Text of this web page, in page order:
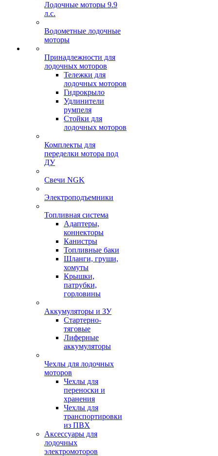
Лодочные моторы 9.9
л.с.
Водометные лодочные
моторы
Принадлежности для
лодочных моторов
Тележки для
лодочных моторов
Гидрокрыло
Удлинители
румпеля
Стойки для
лодочных моторов
Комплекты для
переделки мотора под
ДУ
Свечи NGK
Электроподъемники
Топливная система
Адаптеры,
коннекторы
Канистры
Топливные баки
Шланги, груши,
хомуты
Крышки,
патрубки,
горловины
Аккумуляторы и ЗУ
Стартерно-
тяговые
Лиферные
аккумуляторы
Чехлы для лодочных
моторов
Чехлы для
переноски и
хранения
Чехлы для
транспортировки
из ПВХ
Аксессуары для
лодочных
электромоторов